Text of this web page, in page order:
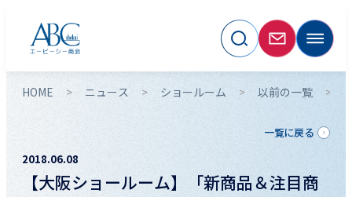
HOME ニュース ショールーム 以前の一覧
2018.06.08
【大阪ショールーム】「新商品＆注目商
一覧に戻る